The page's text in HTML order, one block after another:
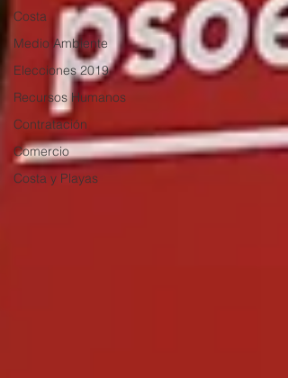
Costa
Medio Ambiente
Elecciones 2019
Recursos Humanos
Contratación
Comercio
Costa y Playas